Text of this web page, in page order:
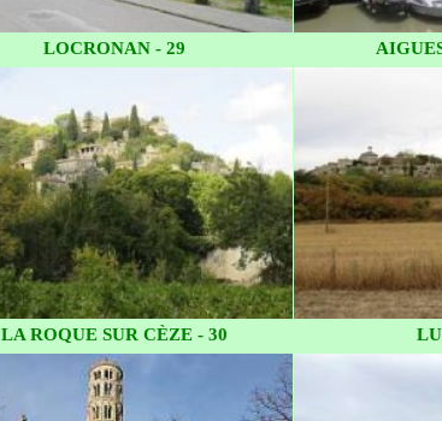
LOCRONAN - 29
LA ROQUE SUR CÈZE - 30